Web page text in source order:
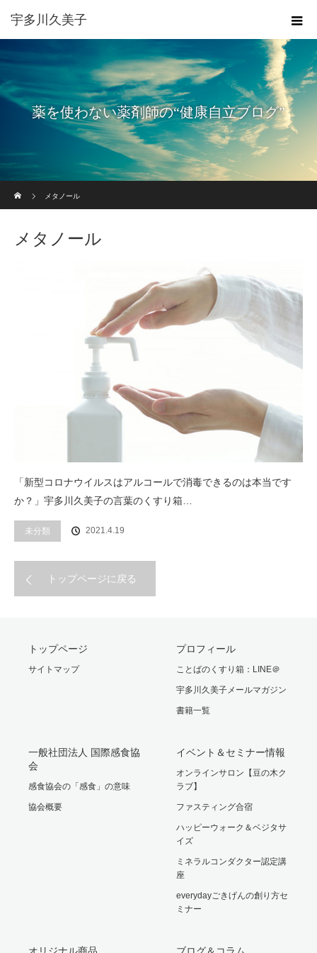
宇多川久美子
薬を使わない薬剤師の“健康自立ブログ”
メタノール
メタノール
「新型コロナウイルスはアルコールで消毒できるのは本当です
か？」宇多川久美子の言葉のくすり箱…
未分類 2021.4.19
トップページに戻る
トップページ
サイトマップ
プロフィール
ことばのくすり箱：LINE＠
宇多川久美子メールマガジン
書籍一覧
一般社団法人 国際感食協
会
感食協会の「感食」の意味
協会概要
イベント＆セミナー情報
オンラインサロン【豆の木ク
ラブ】
ファスティング合宿
ハッピーウォーク＆ベジタサ
イズ
ミネラルコンダクター認定講
座
everydayごきげんの創り方セ
ミナー